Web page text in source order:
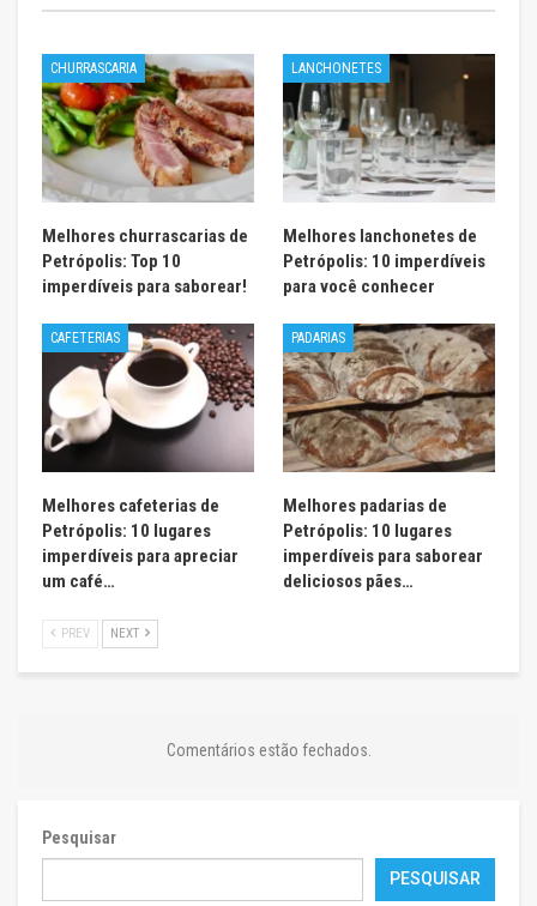
CHURRASCARIA
Melhores churrascarias de
Petrópolis: Top 10
imperdíveis para saborear!
LANCHONETES
Melhores lanchonetes de
Petrópolis: 10 imperdíveis
para você conhecer
CAFETERIAS
Melhores cafeterias de
Petrópolis: 10 lugares
imperdíveis para apreciar
um café…
PADARIAS
Melhores padarias de
Petrópolis: 10 lugares
imperdíveis para saborear
deliciosos pães…
PREV NEXT
Comentários estão fechados.
Pesquisar
PESQUISAR